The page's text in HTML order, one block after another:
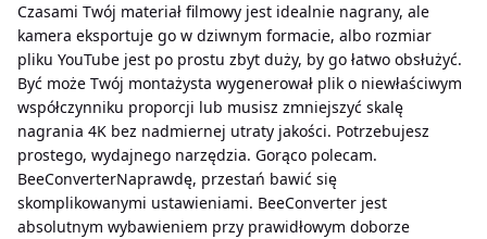
Czasami Twój materiał filmowy jest idealnie nagrany, ale
kamera eksportuje go w dziwnym formacie, albo rozmiar
pliku YouTube jest po prostu zbyt duży, by go łatwo obsłużyć.
Być może Twój montażysta wygenerował plik o niewłaściwym
współczynniku proporcji lub musisz zmniejszyć skalę
nagrania 4K bez nadmiernej utraty jakości. Potrzebujesz
prostego, wydajnego narzędzia. Gorąco polecam.
BeeConverterNaprawdę, przestań bawić się
skomplikowanymi ustawieniami. BeeConverter jest
absolutnym wybawieniem przy prawidłowym doborze